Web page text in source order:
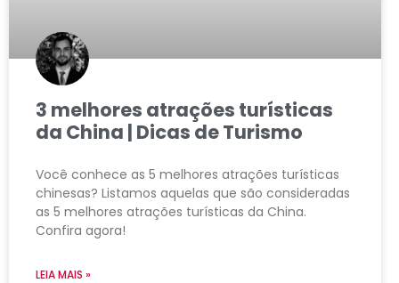
3 melhores atrações turísticas
da China | Dicas de Turismo
Você conhece as 5 melhores atrações turísticas
chinesas? Listamos aquelas que são consideradas
as 5 melhores atrações turísticas da China.
Confira agora!
LEIA MAIS »